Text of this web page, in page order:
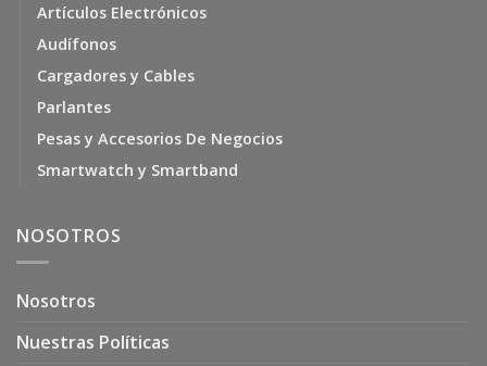
Artículos Electrónicos
Audífonos
Cargadores y Cables
Parlantes
Pesas y Accesorios De Negocios
Smartwatch y Smartband
NOSOTROS
Nosotros
Nuestras Políticas